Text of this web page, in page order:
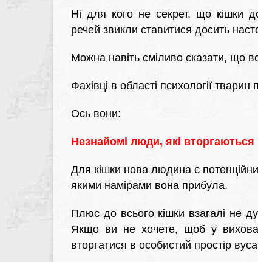
Ні для кого не секрет, що кішки
речей звикли ставитися досить
Можна навіть сміливо сказати, що
Фахівці в області психології
Ось вони:
Незнайомі люди, які вторгаються
Для кішки нова людина є
якими намірами вона прибула.
Плюс до всього кішки взагалі не
Якщо ви не хочете, щоб у
вторгатися в особистий простір